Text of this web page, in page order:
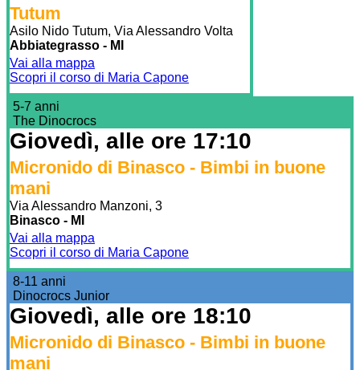
Tutum
Asilo Nido Tutum, Via Alessandro Volta
Abbiategrasso - MI
Vai alla mappa
Scopri il corso di Maria Capone
5-7 anni
The Dinocrocs
Giovedì, alle ore 17:10
Micronido di Binasco - Bimbi in buone
mani
Via Alessandro Manzoni, 3
Binasco - MI
Vai alla mappa
Scopri il corso di Maria Capone
8-11 anni
Dinocrocs Junior
Giovedì, alle ore 18:10
Micronido di Binasco - Bimbi in buone
mani